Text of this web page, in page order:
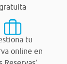
tu
online en